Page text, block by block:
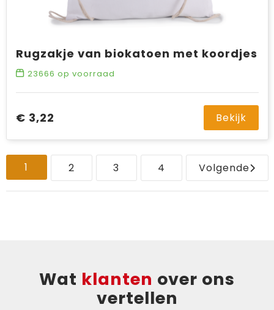
Rugzakje van biokatoen met koordjes
23666 op voorraad
€ 3,22 Bekijk
1 2 3 4 Volgende
Wat klanten over ons
vertellen